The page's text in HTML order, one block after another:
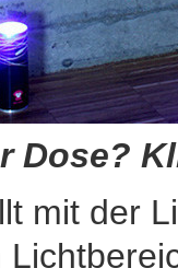
Dose?
mit der